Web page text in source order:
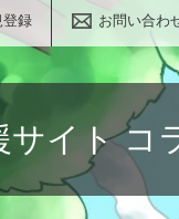
登録 お問い合わ
サイト コ